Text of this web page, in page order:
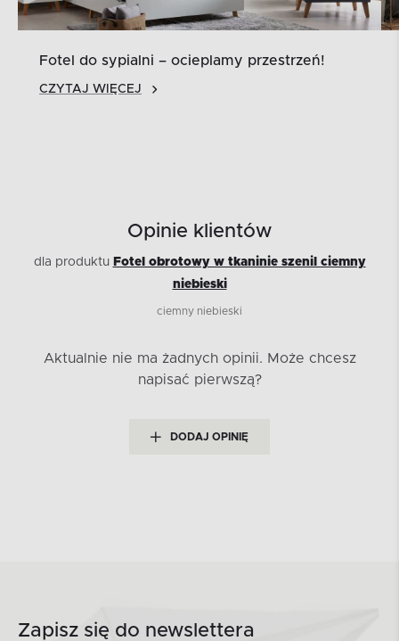
Fotel do sypialni – ocieplamy przestrzeń!
CZYTAJ WIĘCEJ
Opinie klientów
dla produktu Fotel obrotowy w tkaninie szenil ciemny
niebieski
ciemny niebieski
Aktualnie nie ma żadnych opinii. Może chcesz
napisać pierwszą?
DODAJ OPINIĘ
Zapisz się do newslettera